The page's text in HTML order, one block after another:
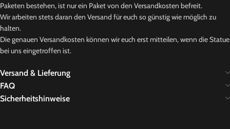
Paketen bestehen, ist nur ein Paket von den Versandkosten befreit.
Wir arbeiten stets daran den Versand für euch so günstig wie möglich zu
halten.
Die genauen Versandkosten können wir euch erst mitteilen, wenn die Statue
bei uns eingetroffen ist.
Versand & Lieferung
FAQ
Sicherheitshinweise